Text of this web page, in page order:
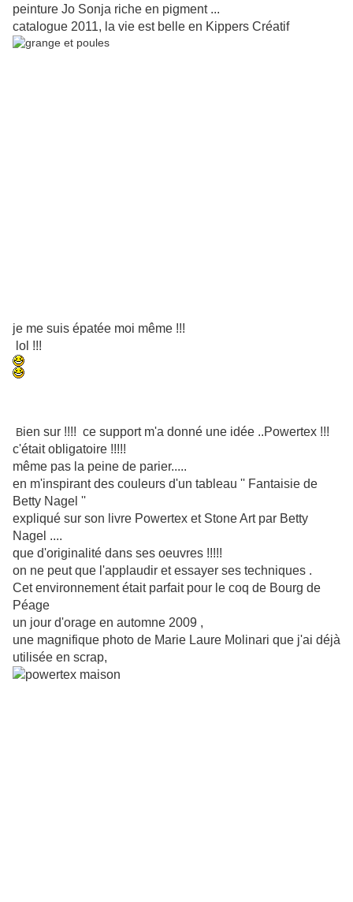
peinture Jo Sonja riche en pigment ...
catalogue 2011, la vie est belle en Kippers Créatif
je me suis épatée moi même !!!
lol !!!
Bien sur !!!! ce support m'a donné une idée ..Powertex !!!
c'était obligatoire !!!!!
même pas la peine de parier.....
en m'inspirant des couleurs d'un tableau '' Fantaisie de
Betty Nagel ''
expliqué sur son livre Powertex et Stone Art par Betty
Nagel ....
que d'originalité dans ses oeuvres !!!!!
on ne peut que l'applaudir et essayer ses techniques .
Cet environnement était parfait pour le coq de Bourg de
Péage
un jour d'orage en automne 2009 ,
une magnifique photo de Marie Laure Molinari que j'ai déjà
utilisée en scrap,